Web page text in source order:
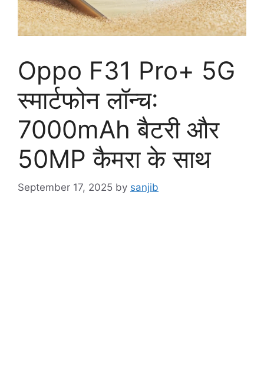
Oppo F31 Pro+ 5G
स्मार्टफोन लॉन्च:
7000mAh बैटरी और
50MP कैमरा के साथ
September 17, 2025 by sanjib